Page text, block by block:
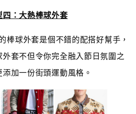
四：大熱棒球外套
棒球外套是個不錯的配搭好幫手，
套不但令你完全融入節日氛圍之
加一份街頭運動風格。